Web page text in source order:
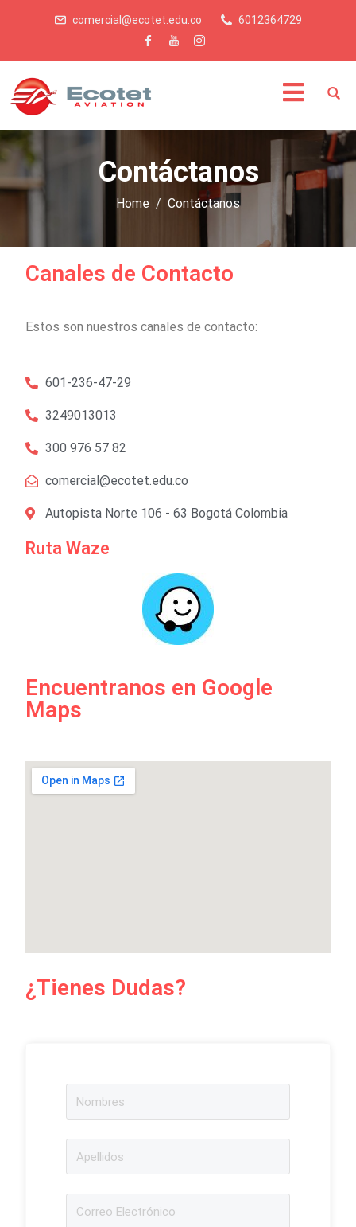
comercial@ecotet.edu.co 6012364729
Contáctanos
Home Contáctanos
Canales de Contacto
Estos son nuestros canales de contacto:
601-236-47-29
3249013013
300 976 57 82
comercial@ecotet.edu.co
Autopista Norte 106 - 63 Bogotá Colombia
Ruta Waze
Encuentranos en Google
Maps
¿Tienes Dudas?